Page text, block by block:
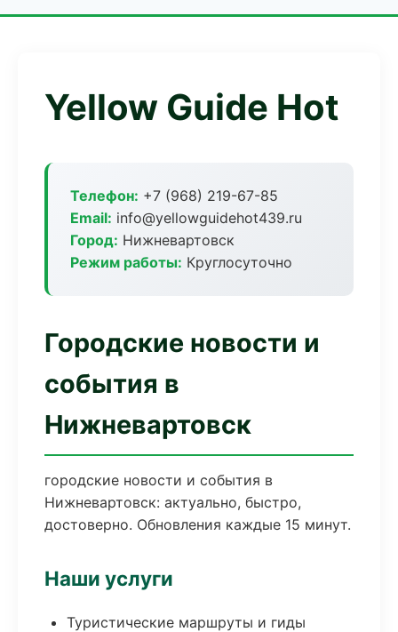
Yellow Guide Hot
Телефон: +7 (968) 219-67-85
Email: info@yellowguidehot439.ru
Город: Нижневартовск
Режим работы: Круглосуточно
Городские новости и
события в
Нижневартовск
городские новости и события в
Нижневартовск: актуально, быстро,
достоверно. Обновления каждые 15 минут.
Наши услуги
Туристические маршруты и гиды